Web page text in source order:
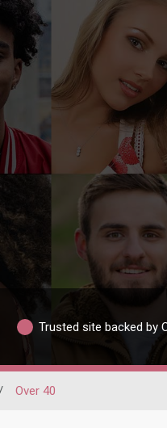
Trusted site backed by
Over 40